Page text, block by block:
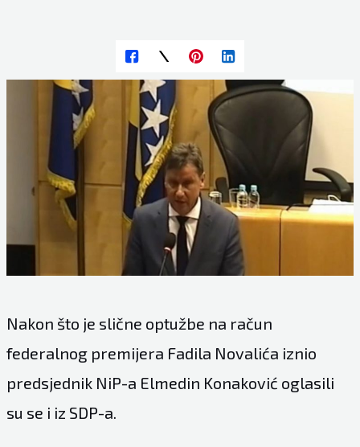
Nakon što je slične optužbe na račun
federalnog premijera Fadila Novalića iznio
predsjednik NiP-a Elmedin Konaković oglasili
su se i iz SDP-a.